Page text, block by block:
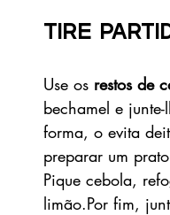
Tire
Use os restos de
bechamel e
forma, o evita
preparar um
Pique cebola,
limão.Por fim,